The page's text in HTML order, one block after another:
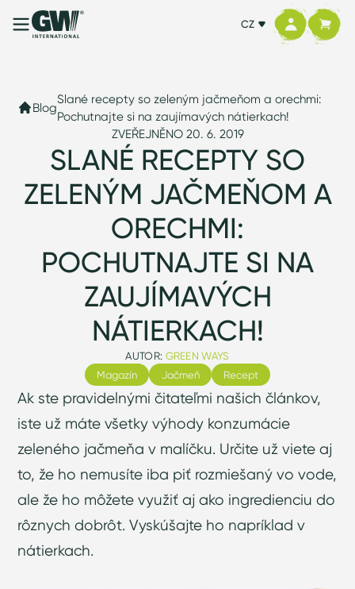
CZ
Blog
Slané recepty so zeleným jačmeňom a orechmi:
Pochutnajte si na zaujímavých nátierkach!
ZVEŘEJNĚNO 20. 6. 2019
SLANÉ RECEPTY SO
ZELENÝM JAČMEŇOM A
ORECHMI:
POCHUTNAJTE SI NA
ZAUJÍMAVÝCH
NÁTIERKACH!
AUTOR: GREEN WAYS
Magazín
Jačmeň Recept
Ak ste pravidelnými čitateľmi našich článkov,
iste už máte všetky výhody konzumácie
zeleného jačmeňa v malíčku. Určite už viete aj
to, že ho nemusíte iba piť rozmiešaný vo vode,
ale že ho môžete využiť aj ako ingredienciu do
rôznych dobrôt. Vyskúšajte ho napríklad v
nátierkach.